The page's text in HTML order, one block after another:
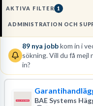
AKTIVA FILTER 1
ADMINISTRATION OCH
89 nya jobbkom in i
sökning. Vill du få mejl
in?
BAE Systems